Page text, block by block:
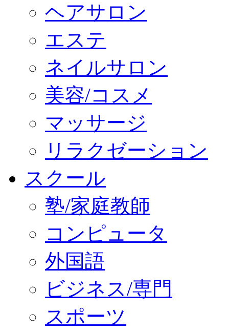
ヘアサロン
エステ
ネイルサロン
美容/コスメ
マッサージ
リラクゼーション
スクール
塾/家庭教師
コンピュータ
外国語
ビジネス/専門
スポーツ